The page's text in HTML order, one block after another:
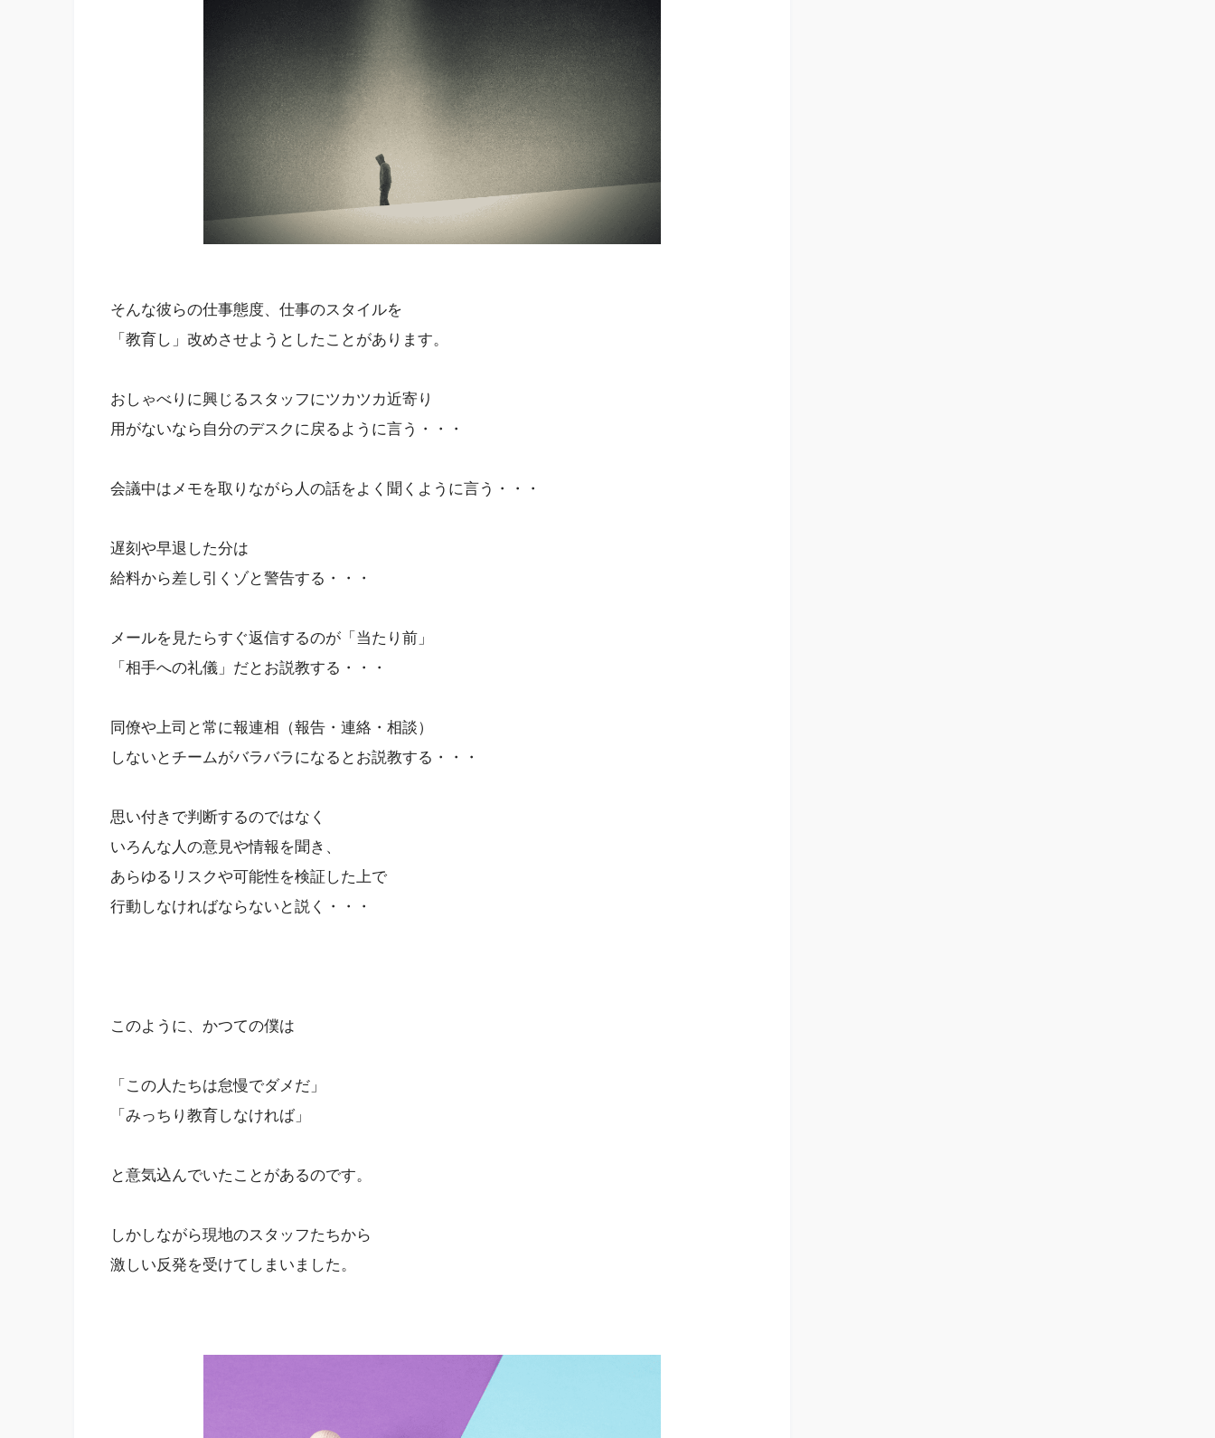
そんな彼らの仕事態度、仕事のスタイルを
「教育し」改めさせようとしたことがあります。
おしゃべりに興じるスタッフにツカツカ近寄り
用がないなら自分のデスクに戻るように言う・・・
会議中はメモを取りながら人の話をよく聞くように言う・・・
遅刻や早退した分は
給料から差し引くゾと警告する・・・
メールを見たらすぐ返信するのが「当たり前」
「相手への礼儀」だとお説教する・・・
同僚や上司と常に報連相（報告・連絡・相談）
しないとチームがバラバラになるとお説教する・・・
思い付きで判断するのではなく
いろんな人の意見や情報を聞き、
あらゆるリスクや可能性を検証した上で
行動しなければならないと説く・・・
このように、かつての僕は
「この人たちは怠慢でダメだ」
「みっちり教育しなければ」
と意気込んでいたことがあるのです。
しかしながら現地のスタッフたちから
激しい反発を受けてしまいました。